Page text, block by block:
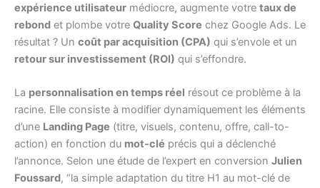
expérience utilisateur médiocre, augmente votre taux de
rebond et plombe votre Quality Score chez Google Ads. Le
résultat ? Un coût par acquisition (CPA) qui s’envole et un
retour sur investissement (ROI) qui s’effondre.
La personnalisation en temps réel résout ce problème à la
racine. Elle consiste à modifier dynamiquement les éléments
d’une Landing Page (titre, visuels, contenu, offre, call-to-
action) en fonction du mot-clé précis qui a déclenché
l’annonce. Selon une étude de l’expert en conversion Julien
Foussard, “la simple adaptation du titre H1 au mot-clé de